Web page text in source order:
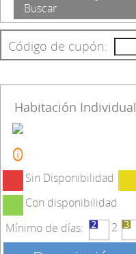
Buscar
Código de cupón:
Habitación Individual
Sin Disponibilidad
Con disponibilidad
Mínimo de días:
2